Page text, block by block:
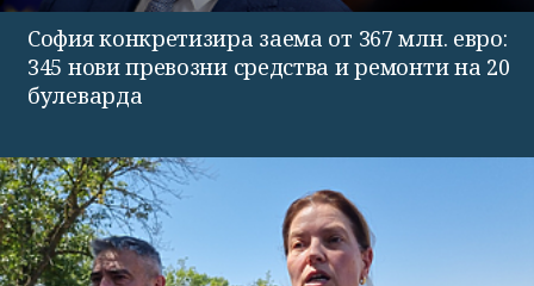
София конкретизира заема от 367 млн. евро:
345 нови превозни средства и ремонти на 20
булеварда